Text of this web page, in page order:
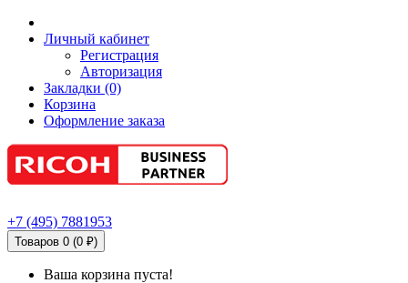
Личный кабинет
Регистрация
Авторизация
Закладки (0)
Корзина
Оформление заказа
+7 (495) 7881953
Товаров 0 (0 ₽)
Ваша корзина пуста!